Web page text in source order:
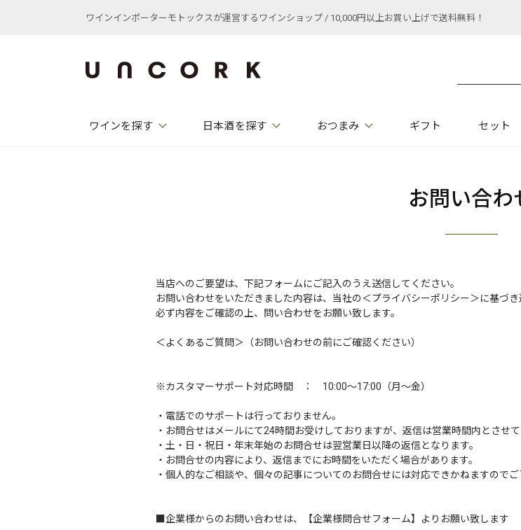
ワインインポーターモトックスが運営するワインショップ / 10,000円以上お買い上げで送料無料！
ワインを探す 日本酒を探す おつまみ ギフト セット
お問い合わ
当店へのご要望は、下記フォームにご記入のうえ送信してください。
お問い合わせをいただきました内容は、当社の＜プライバシーポリシー＞に基づ
必ず内容をご確認の上、問い合わせをお願い致します。
＜よくあるご質問＞（お問い合わせの前にご確認ください）
※カスタマーサポート対応時間 ： 10:00～17:00（月～金）
・電話でのサポートは行っておりません。
・お問合せはメールにて24時間お受けしておりますが、返信は営業時間内とさせて
・土・日・祝日・年末年始のお問合せは翌営業日以降の返信となります。
・お問合せの内容により、返信までにお時間をいただく場合があります。
・個人的なご相談や、個々の記事についてのお問合せには対応できかねますのでご
■企業様からのお問い合わせは、 【企業様問合せフォーム】 よりお願い致します